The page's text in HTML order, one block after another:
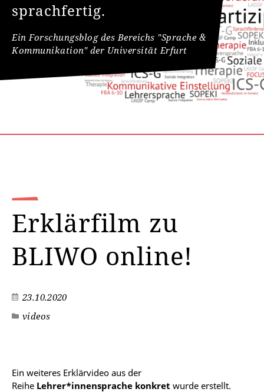
sprachfertig.
Ein Forschungsblog des Bereichs "Sprache &
Kommunikation" der Universität Erfurt
Erklärfilm zu
BLIWO online!
23.10.2020
videos
Ein weiteres Erklärvideo aus der
Reihe Lehrer*innensprache konkret wurde erstellt.